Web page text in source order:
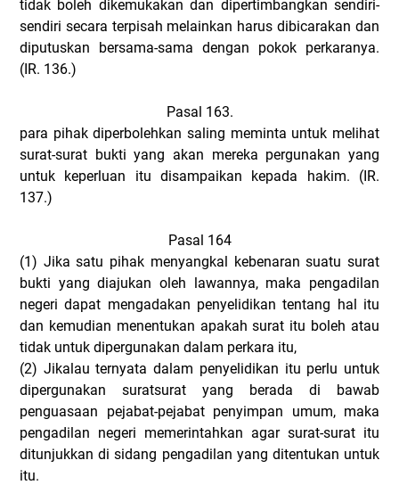
tidak boleh dikemukakan dan dipertimbangkan sendiri-
sendiri secara terpisah melainkan harus dibicarakan dan
diputuskan bersama-sama dengan pokok perkaranya.
(IR. 136.)
Pasal 163.
para pihak diperbolehkan saling meminta untuk melihat
surat-surat bukti yang akan mereka pergunakan yang
untuk keperluan itu disampaikan kepada hakim. (IR.
137.)
Pasal 164
(1) Jika satu pihak menyangkal kebenaran suatu surat
bukti yang diajukan oleh lawannya, maka pengadilan
negeri dapat mengadakan penyelidikan tentang hal itu
dan kemudian menentukan apakah surat itu boleh atau
tidak untuk dipergunakan dalam perkara itu,
(2) Jikalau ternyata dalam penyelidikan itu perlu untuk
dipergunakan suratsurat yang berada di bawab
penguasaan pejabat-pejabat penyimpan umum, maka
pengadilan negeri memerintahkan agar surat-surat itu
ditunjukkan di sidang pengadilan yang ditentukan untuk
itu.